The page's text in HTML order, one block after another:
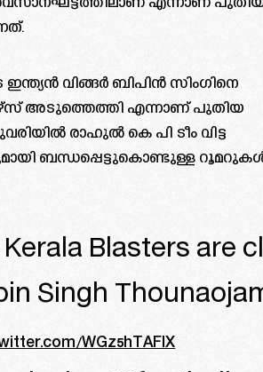
എന്നാണ്
വിങ്ങർ ബിപിൻ സിംഗിനെ
അടുത്തെത്തി എന്നാണ് പുതിയ
രാഹുൽ കെ പി ടീം വിട്ട
ബന്ധപ്പെട്ടുകൊണ്ടുള്ള
Blasters are
Singh
WGz5hTAFIX